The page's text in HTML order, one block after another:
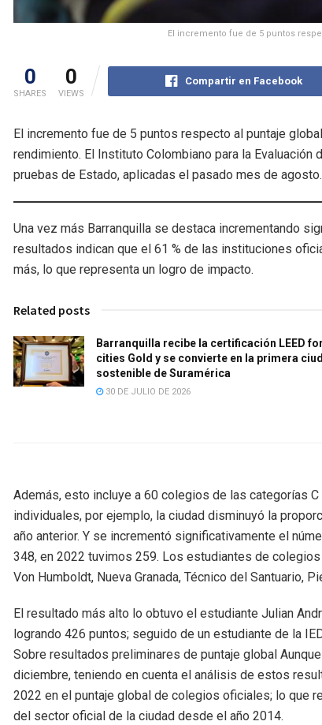
El incremento fue de 5 puntos
0
SHARES
0
VIEWS
Compartir en Facebook
El incremento fue de 5 puntos respecto al puntaje
rendimiento. El Instituto Colombiano para la
pruebas de Estado, aplicadas el pasado mes de agosto.
Una vez más Barranquilla se destaca incrementando
resultados indican que el 61 % de las instituciones
más, lo que representa un logro de impacto.
Related posts
Barranquilla recibe la certificación LEED for
cities Gold y se convierte en la primera
sostenible de Suramérica
30 DE JULIO DE 2026
Además, esto incluye a 60 colegios de las categorías
individuales, por ejemplo, la ciudad disminuyó la
año anterior. Y se incrementó significativamente el
348, en 2022 tuvimos 259. Los estudiantes de
Von Humboldt, Nueva Granada, Técnico del Santuario,
El resultado más alto lo obtuvo el estudiante Julian
logrando 426 puntos; seguido de un estudiante de la
Sobre resultados preliminares de puntaje global
diciembre, teniendo en cuenta el análisis de estos
2022 en el puntaje global de colegios oficiales; lo que
del sector oficial de la ciudad desde el año 2014.